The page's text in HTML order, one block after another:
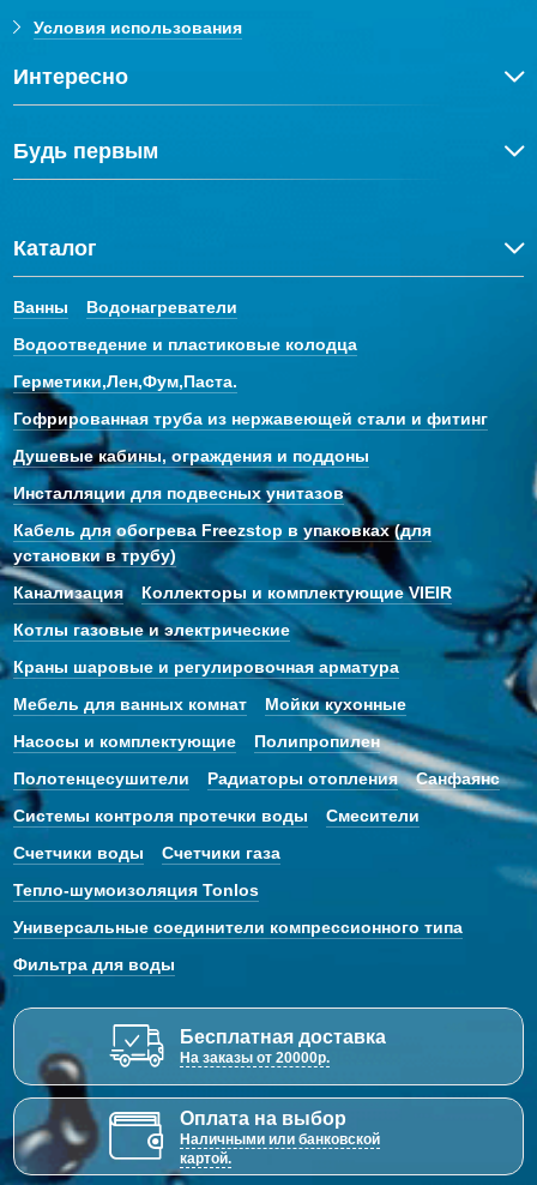
Условия использования
Интересно
Будь первым
Каталог
Ванны
Водонагреватели
Водоотведение и пластиковые колодца
Герметики,Лен,Фум,Паста.
Гофрированная труба из нержавеющей стали и фитинг
Душевые кабины, ограждения и поддоны
Инсталляции для подвесных унитазов
Кабель для обогрева Freezstop в упаковках (для
установки в трубу)
Канализация
Коллекторы и комплектующие VIEIR
Котлы газовые и электрические
Краны шаровые и регулировочная арматура
Мебель для ванных комнат
Мойки кухонные
Насосы и комплектующие
Полипропилен
Полотенцесушители
Радиаторы отопления
Санфаянс
Системы контроля протечки воды
Смесители
Счетчики воды
Счетчики газа
Тепло-шумоизоляция Tonlos
Универсальные соединители компрессионного типа
Фильтра для воды
Бесплатная доставка
На заказы от 20000р.
Оплата на выбор
Наличными или банковской
картой.